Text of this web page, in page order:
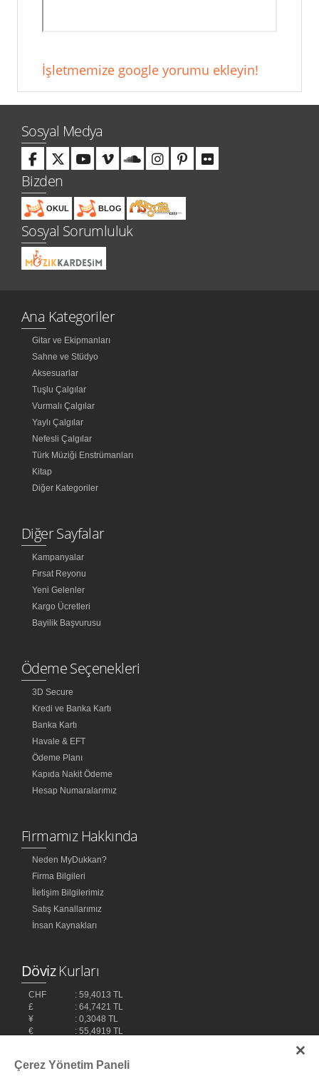
İşletmemize google yorumu ekleyin!
Sosyal Medya
Bizden
OKUL BLOG
Sosyal Sorumluluk
Ana Kategoriler
Gitar ve Ekipmanları
Sahne ve Stüdyo
Aksesuarlar
Tuşlu Çalgılar
Vurmalı Çalgılar
Yaylı Çalgılar
Nefesli Çalgılar
Türk Müziği Enstrümanları
Kitap
Diğer Kategoriler
Diğer Sayfalar
Kampanyalar
Fırsat Reyonu
Yeni Gelenler
Kargo Ücretleri
Bayilik Başvurusu
Ödeme Seçenekleri
3D Secure
Kredi ve Banka Kartı
Banka Kartı
Havale & EFT
Ödeme Planı
Kapıda Nakit Ödeme
Hesap Numaralarımız
Firmamız Hakkında
Neden MyDukkan?
Firma Bilgileri
İletişim Bilgilerimiz
Satış Kanallarımız
İnsan Kaynakları
DövizKurları
CHF
: 59,4013 TL
£
: 64,7421 TL
¥
: 0,3048 TL
€
: 55,4919 TL
Çerez Yönetim Paneli